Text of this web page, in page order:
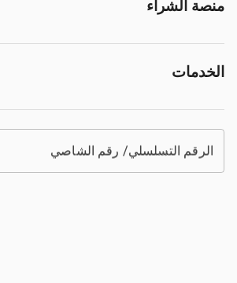
منصة الشراء
الخدمات
الرقم التسلسلي/ رقم الشاصي